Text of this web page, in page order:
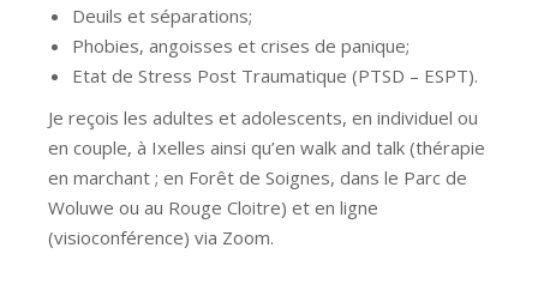
Deuils et séparations;
Phobies, angoisses et crises de panique;
Etat de Stress Post Traumatique (PTSD – ESPT).
Je reçois les adultes et adolescents, en individuel ou
en couple, à Ixelles ainsi qu’en walk and talk (thérapie
en marchant ; en Forêt de Soignes, dans le Parc de
Woluwe ou au Rouge Cloitre) et en ligne
(visioconférence) via Zoom.